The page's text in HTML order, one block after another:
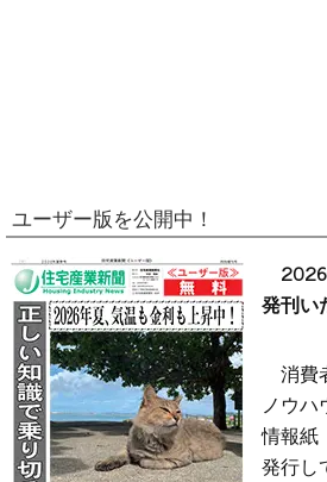
ユーザー版を公開中！
発刊い
消費
ノウ
情報紙
発行し